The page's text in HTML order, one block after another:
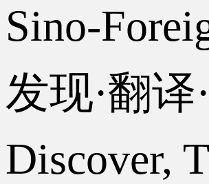
Sino-
发现·翻
Discover,